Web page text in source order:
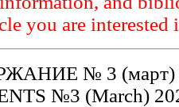
you are interested
№ 3 (март)
№3 (March)